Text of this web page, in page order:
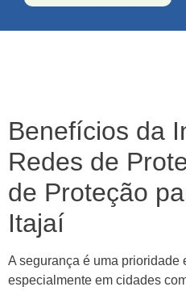
Benefícios da
Redes de
de Proteção
Itajaí
A segurança é uma prioridade
especialmente em cidades